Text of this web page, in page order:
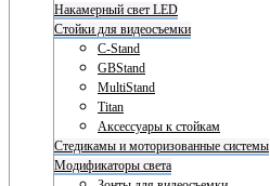
Накамерный свет LED
Стойки для видеосъемки
C-Stand
GBStand
MultiStand
Titan
Аксессуары к стойкам
Стедикамы и моторизованные системы
Модификаторы света